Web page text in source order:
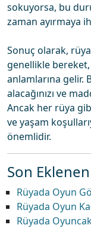
sokuyorsa, bu
zaman ayırmaya
Sonuç olarak,
genellikle
anlamlarına gelir.
alacağınızı ve
Ancak her rüya
ve yaşam
önemlidir.
Son
Rüyada Oyun
Rüyada Oyun
Rüyada